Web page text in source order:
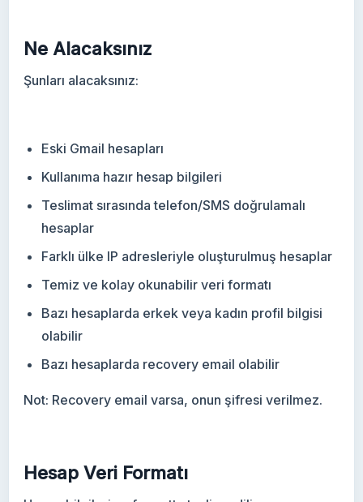
Ne Alacaksınız
Şunları alacaksınız:
Eski Gmail hesapları
Kullanıma hazır hesap bilgileri
Teslimat sırasında telefon/SMS doğrulamalı
hesaplar
Farklı ülke IP adresleriyle oluşturulmuş hesaplar
Temiz ve kolay okunabilir veri formatı
Bazı hesaplarda erkek veya kadın profil bilgisi
olabilir
Bazı hesaplarda recovery email olabilir
Not: Recovery email varsa, onun şifresi verilmez.
Hesap Veri Formatı